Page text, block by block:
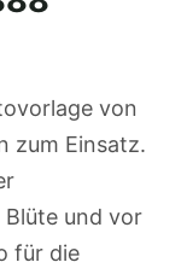
von
zum Einsatz.
und vor
für die